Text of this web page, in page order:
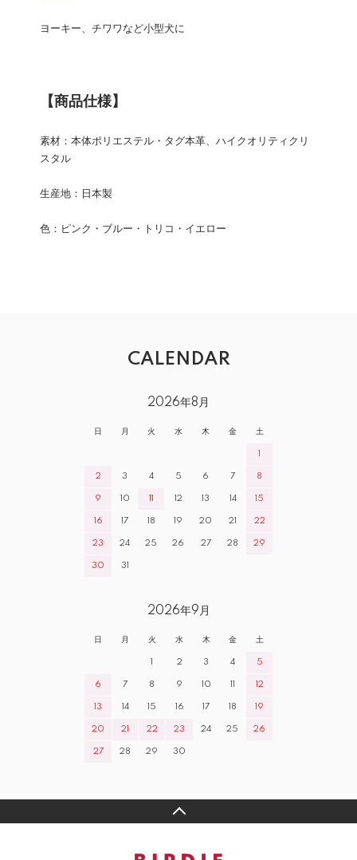
ヨーキー、チワワなど小型犬に
【商品仕様】
素材：本体ポリエステル・タグ本革、ハイクオリティクリ
スタル
生産地：日本製
色：ピンク・ブルー・トリコ・イエロー
CALENDAR
2026年8月
日 月 火 水 木 金 土
1
2 3 4 5 6 7 8
9 10 11 12 13 14 15
16 17 18 19 20 21 22
23 24 25 26 27 28 29
30 31
2026年9月
日 月 火 水 木 金 土
1 2 3 4 5
6 7 8 9 10 11 12
13 14 15 16 17 18 19
20 21 22 23 24 25 26
27 28 29 30